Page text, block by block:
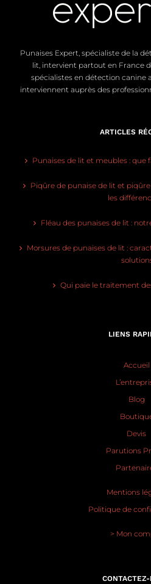
Punaises Expert, spécialiste de la
lit, intervient partout en France
spécialistes en détection canine
interviennent auprès des
ARTICLES
Punaises de lit et meubles : que
Piqûre de punaise de lit et
les
Fléau des punaises de lit :
Morsures de punaises de lit :
Qui paie le traitement
LIENS
Accueil
Blog
Devis
Parutions
Mentions
Politique de
> Mon